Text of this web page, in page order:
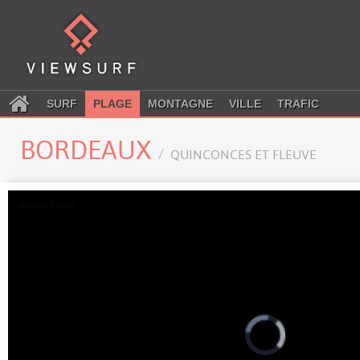
SURF PLAGE MONTAGNE VILLE TRAFIC
BORDEAUX QUINCONCES ET FLEUVE